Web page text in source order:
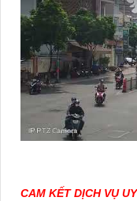
CAM KẾT DỊCH VỤ